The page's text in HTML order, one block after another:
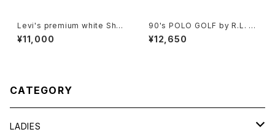
Levi's premium white Shor
talls
¥11,000
90's POLO GOLF by R.L. b
eige 2-tuck Pants
¥12,650
CATEGORY
LADIES